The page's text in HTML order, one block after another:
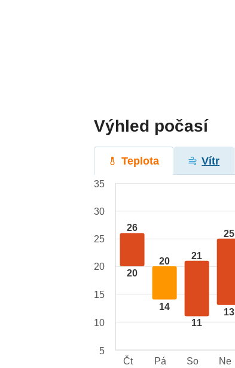
Výhled počasí
Teplota Vítr
26
20
20
14
21
11
25
13
35
30
25
20
15
10
5
Čt
Pá So Ne